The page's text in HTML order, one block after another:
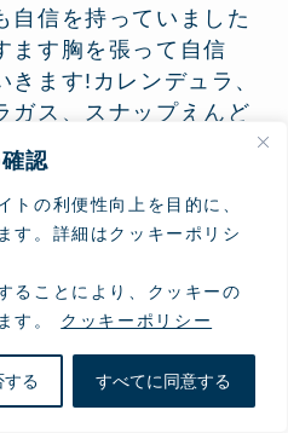
認
トの利便性向上を目的に、
す。詳細はクッキーポリシ
ることにより、クッキーの
す。
クッキーポリシー
する すべてに同意する
自信を持っていました
ます胸を張って自信
ます!カレンデュラ、
ガス、スナップえんど
地からエネルギーをた
ラキラ)。由井先生、
ございます(スマイ
ラキラ度が増して嬉し
すばらしかったです
お話もききたい。
のに初めて参加しまし
気で美しい野菜を見て
っかり元気になりま